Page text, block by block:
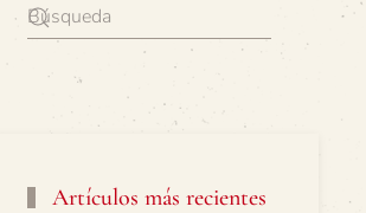
Artículos más recientes